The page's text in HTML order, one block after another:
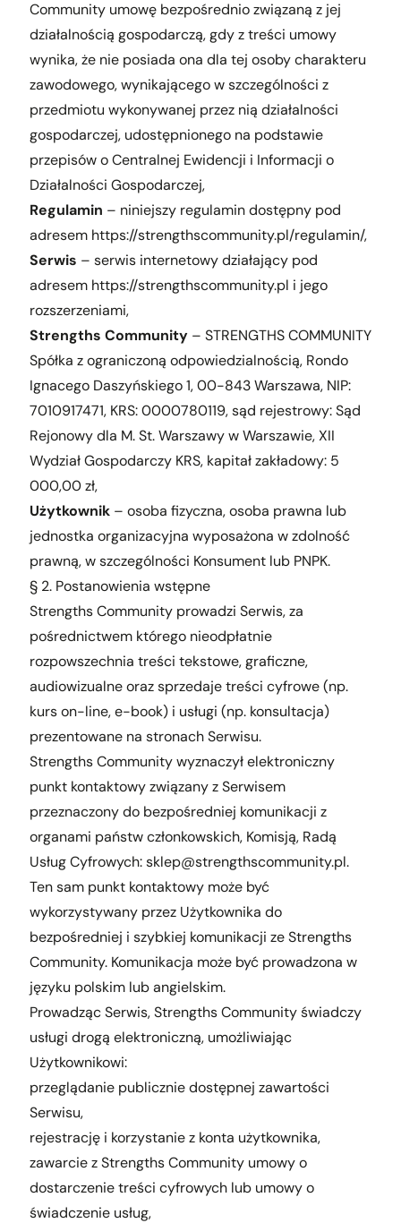
Community umowę bezpośrednio związaną z jej
działalnością gospodarczą, gdy z treści umowy
wynika, że nie posiada ona dla tej osoby charakteru
zawodowego, wynikającego w szczególności z
przedmiotu wykonywanej przez nią działalności
gospodarczej, udostępnionego na podstawie
przepisów o Centralnej Ewidencji i Informacji o
Działalności Gospodarczej,
Regulamin – niniejszy regulamin dostępny pod
adresem https://strengthscommunity.pl/regulamin/,
Serwis – serwis internetowy działający pod
adresem https://strengthscommunity.pl i jego
rozszerzeniami,
Strengths Community – STRENGTHS COMMUNITY
Spółka z ograniczoną odpowiedzialnością, Rondo
Ignacego Daszyńskiego 1, 00-843 Warszawa, NIP:
7010917471, KRS: 0000780119, sąd rejestrowy: Sąd
Rejonowy dla M. St. Warszawy w Warszawie, XII
Wydział Gospodarczy KRS, kapitał zakładowy: 5
000,00 zł,
Użytkownik – osoba fizyczna, osoba prawna lub
jednostka organizacyjna wyposażona w zdolność
prawną, w szczególności Konsument lub PNPK.
§ 2. Postanowienia wstępne
Strengths Community prowadzi Serwis, za
pośrednictwem którego nieodpłatnie
rozpowszechnia treści tekstowe, graficzne,
audiowizualne oraz sprzedaje treści cyfrowe (np.
kurs on-line, e-book) i usługi (np. konsultacja)
prezentowane na stronach Serwisu.
Strengths Community wyznaczył elektroniczny
punkt kontaktowy związany z Serwisem
przeznaczony do bezpośredniej komunikacji z
organami państw członkowskich, Komisją, Radą
Usług Cyfrowych:sklep@strengthscommunity.pl.
Ten sam punkt kontaktowy może być
wykorzystywany przez Użytkownika do
bezpośredniej i szybkiej komunikacji ze Strengths
Community. Komunikacja może być prowadzona w
języku polskim lub angielskim.
Prowadząc Serwis, Strengths Community świadczy
usługi drogą elektroniczną, umożliwiając
Użytkownikowi:
przeglądanie publicznie dostępnej zawartości
Serwisu,
rejestrację i korzystanie z konta użytkownika,
zawarcie z Strengths Community umowy o
dostarczenie treści cyfrowych lub umowy o
świadczenie usług,